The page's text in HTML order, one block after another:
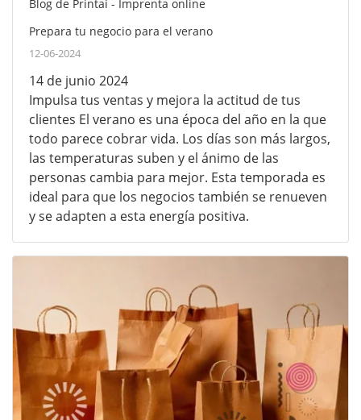
Blog de Printai - Imprenta online
Prepara tu negocio para el verano
12-06-2024
14 de junio 2024
Impulsa tus ventas y mejora la actitud de tus
clientes El verano es una época del año en la que
todo parece cobrar vida. Los días son más largos,
las temperaturas suben y el ánimo de las
personas cambia para mejor. Esta temporada es
ideal para que los negocios también se renueven
y se adapten a esta energía positiva.